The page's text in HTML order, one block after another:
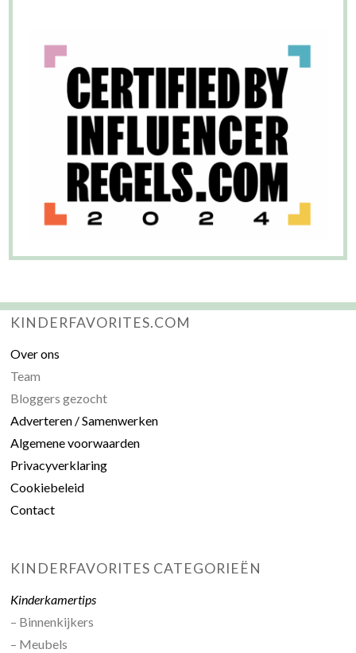
KINDERFAVORITES.COM
Over ons
Team
Bloggers gezocht
Adverteren / Samenwerken
Algemene voorwaarden
Privacyverklaring
Cookiebeleid
Contact
KINDERFAVORITES CATEGORIEËN
Kinderkamertips
– Binnenkijkers
– Meubels